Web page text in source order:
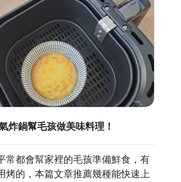
炸鍋幫毛孩做美味料理！
常都會幫家裡的毛孩準備鮮食，有
烤的，本篇文章推薦幾種能快速上